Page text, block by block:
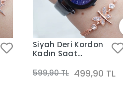
Siyah Deri Kordon
Kadın Saat
599,90 TL 499,90 TL